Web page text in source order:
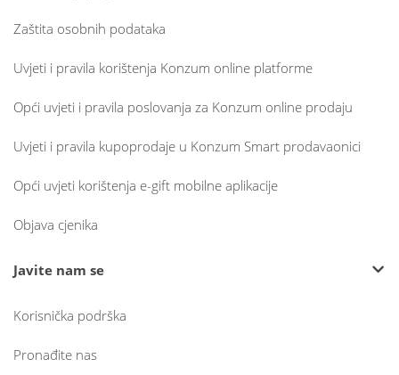
Zaštita osobnih podataka
Uvjeti i pravila korištenja Konzum online platforme
Opći uvjeti i pravila poslovanja za Konzum online prodaju
Uvjeti i pravila kupoprodaje u Konzum Smart prodavaonici
Opći uvjeti korištenja e-gift mobilne aplikacije
Objava cjenika
Javite nam se
Korisnička podrška
Pronađite nas